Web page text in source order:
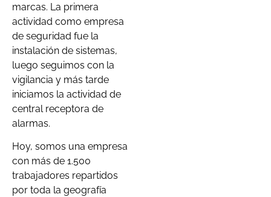
marcas. La primera
actividad como empresa
de seguridad fue la
instalación de sistemas,
luego seguimos con la
vigilancia y más tarde
iniciamos la actividad de
central receptora de
alarmas.
Hoy, somos una empresa
con más de 1.500
trabajadores repartidos
por toda la geografía